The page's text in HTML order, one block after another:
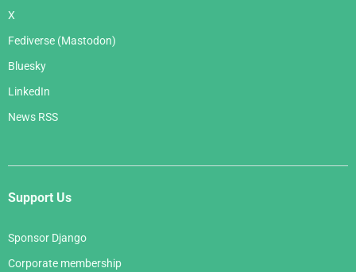
X
Fediverse (Mastodon)
Bluesky
LinkedIn
News RSS
Support Us
Sponsor Django
Corporate membership